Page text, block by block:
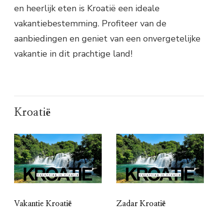
en heerlijk eten is Kroatië een ideale
vakantiebestemming. Profiteer van de
aanbiedingen en geniet van een onvergetelijke
vakantie in dit prachtige land!
Kroatië
Vakantie Kroatië
Zadar Kroatië